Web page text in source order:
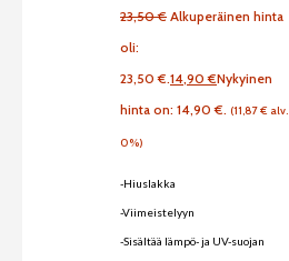
23,50€ Alkuperäinen hinta
oli:
23,50 €.14,90€Nykyinen
hinta on: 14,90 €. (11,87€ alv.
0%)
-Hiuslakka
-Viimeistelyyn
-Sisältää lämpö- ja UV-suojan